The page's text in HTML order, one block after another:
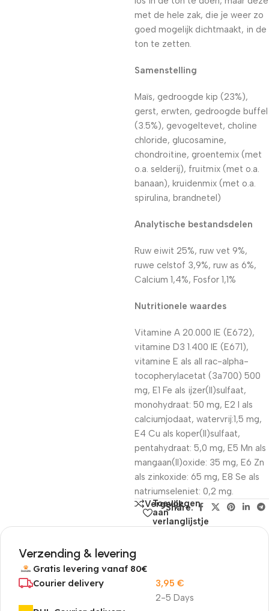
met de hele zak, die je weer zo
goed mogelijk dichtmaakt, in de
ton te zetten.
Samenstelling
Maïs, gedroogde kip (23%),
gerst, erwten, gedroogde buffel
(3.5%), gevogeltevet, choline
chloride, glucosamine,
chondroitine, groentemix (met
o.a. selderij), fruitmix (met o.a.
banaan), kruidenmix (met o.a.
spirulina, brandnetel)
Analytische bestandsdelen
Ruw eiwit 25%, ruw vet 9%,
ruwe celstof 3,9%, ruw as 6%,
Calcium 1,4%, Fosfor 1,1%
Nutritionele waardes
Vitamine A 20.000 IE (E672),
vitamine D3 1.400 IE (E671),
vitamine E als all rac-alpha-
tocopherylacetat (3a700) 500
mg, E1 Fe als ijzer(II)sulfaat,
monohydraat: 50 mg, E2 I als
calciumjodaat, watervrij:1,5 mg,
E4 Cu als koper(II)sulfaat,
pentahydraat: 5,0 mg, E5 Mn als
mangaan(II)oxide: 35 mg, E6 Zn
als zinkoxide: 65 mg, E8 Se als
natriumseleniet: 0,2 mg.
Vergelijk
Toevoegen
aan
verlanglijstje
Share:
Verzending & levering
Gratis levering vanaf 80€
Courier delivery
2-5 Days
3,95 €